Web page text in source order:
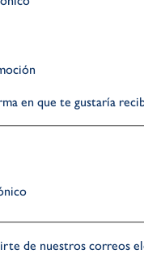
en que te gustaría
de nuestros correos